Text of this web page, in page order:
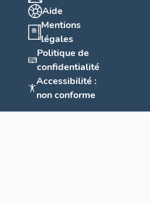
Aide
Mentions
légales
Politique de
confidentialité
Accessibilité :
non conforme